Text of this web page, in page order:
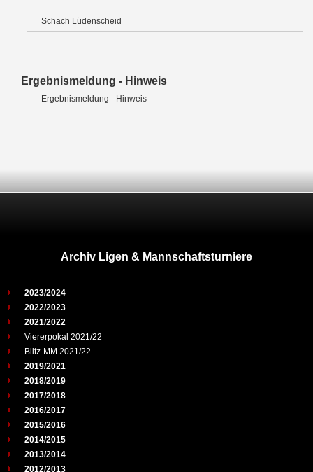
Schach Lüdenscheid
Ergebnismeldung - Hinweis
Ergebnismeldung - Hinweis
Archiv Ligen & Mannschaftsturniere
2023/2024
2022/2023
2021/2022
Viererpokal 2021/22
Blitz-MM 2021/22
2019/2021
2018/2019
2017/2018
2016/2017
2015/2016
2014/2015
2013/2014
2012/2013